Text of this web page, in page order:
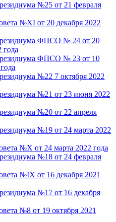
№25 от 21 февраля
№XI от 20 декабря 2022
ФПСО № 24 от 20
года
ФПСО № 23 от 10
№22 7 октября 2022
№21 от 23 июня 2022
№20 от 22 апреля
№19 от 24 марта 2022
№X от 24 марта 2022 года
№18 от 24 февраля
№IX от 16 декабря 2021
№17 от 16 декабря
№8 от 19 октября 2021